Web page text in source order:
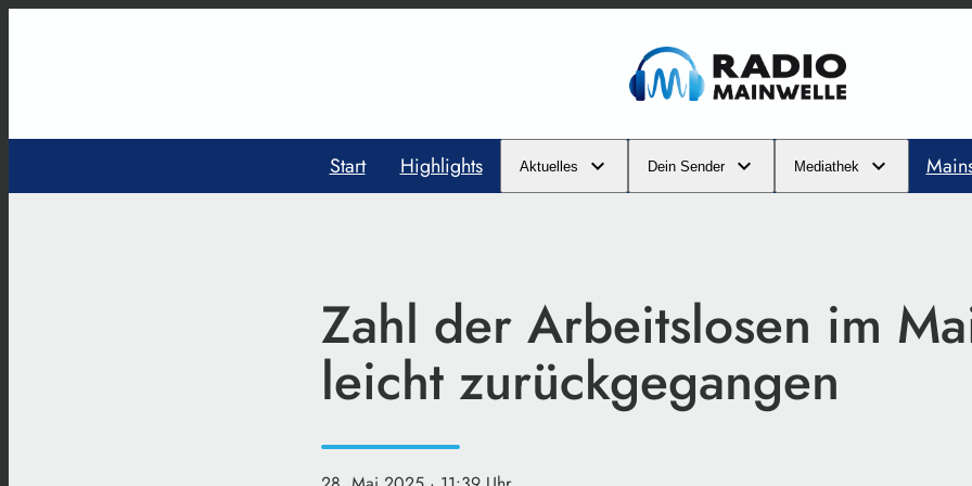
Start Highlights Aktuelles Dein Sender Mediathek
Zahl der Arbeitslosen im
leicht zurückgegangen